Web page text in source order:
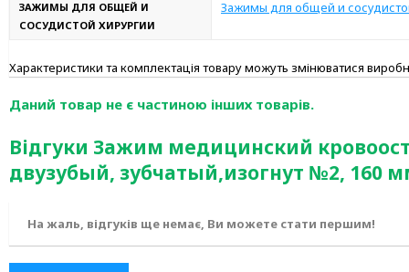
ЗАЖИМЫ ДЛЯ ОБЩЕЙ И
СОСУДИСТОЙ ХИРУРГИИ
Зажимы для общей и
Характеристики та комплектація товару можуть змінюватися
Даний товар не є частиною інших товарів.
Відгуки Зажим медицинский
двузубый, зубчатый,изогнут №2, 160
На жаль, відгуків ще немає, Ви можете стати першим!